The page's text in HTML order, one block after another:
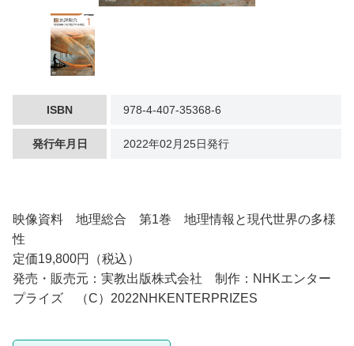
ISBN 978-4-407-35368-6
発行年月日 2022年02月25日発行
映像資料 地理総合 第1巻 地理情報と現代世界の多様
性
定価19,800円（税込）
発売・販売元：実教出版株式会社 制作：NHKエンター
プライズ （C）2022NHKENTERPRIZES